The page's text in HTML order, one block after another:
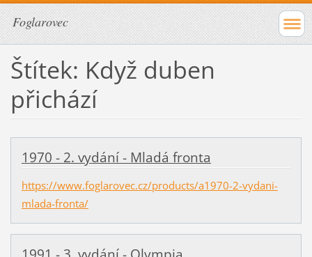
Foglarovec
Štítek: Když duben
přichází
1970 - 2. vydání - Mladá fronta
https://www.foglarovec.cz/products/a1970-2-vydani-
mlada-fronta/